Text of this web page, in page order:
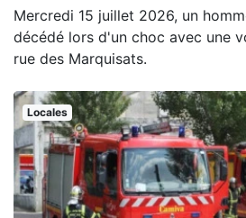
Mercredi 15 juillet 2026, un
décédé lors d'un choc avec une
rue des Marquisats.
Locales